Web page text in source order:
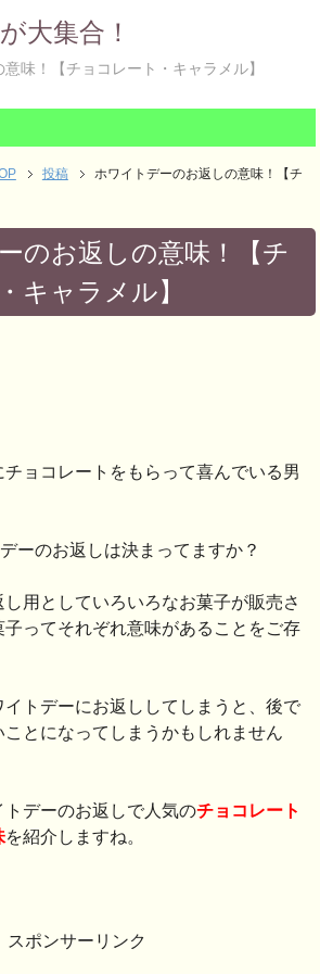
大集合！
味！【チョコレート・キャラメル】
投稿
ホワイトデーのお返しの意味！【チ
のお返しの意味！【チ
キャラメル】
ョコレートをもらって喜んでいる男
ーのお返しは決まってますか？
用としていろいろなお菓子が販売さ
ってそれぞれ意味があることをご存
トデーにお返ししてしまうと、後で
とになってしまうかもしれません
デーのお返しで人気のチョコレート
を紹介しますね。
スポンサーリンク